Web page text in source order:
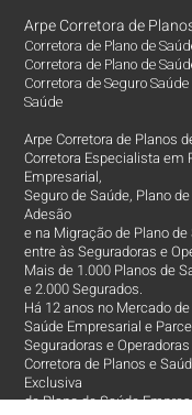
Arpe Corretora de
Corretora de Plano de
Corretora de Plano de
Corretora de Seguro
Saúde
Arpe Corretora de Planos
Corretora Especialista em
Empresarial,
Seguro de Saúde, Plano
Adesão
e na Migração de Plano
entre às Seguradoras e
Mais de 1.000 Planos de
e 2.000 Segurados.
Há 12 anos no Mercado
Saúde Empresarial e
Seguradoras e
Corretora de Planos e
Exclusiva
de Plano de Saúde